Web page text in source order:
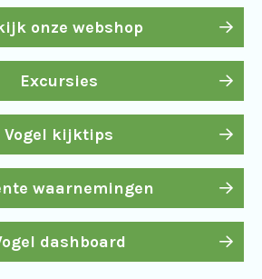
onze webshop
Excursies
Vogel kijktips
waarnemingen
dashboard